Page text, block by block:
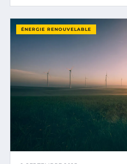
ÉNERGIE RENOUVELABLE